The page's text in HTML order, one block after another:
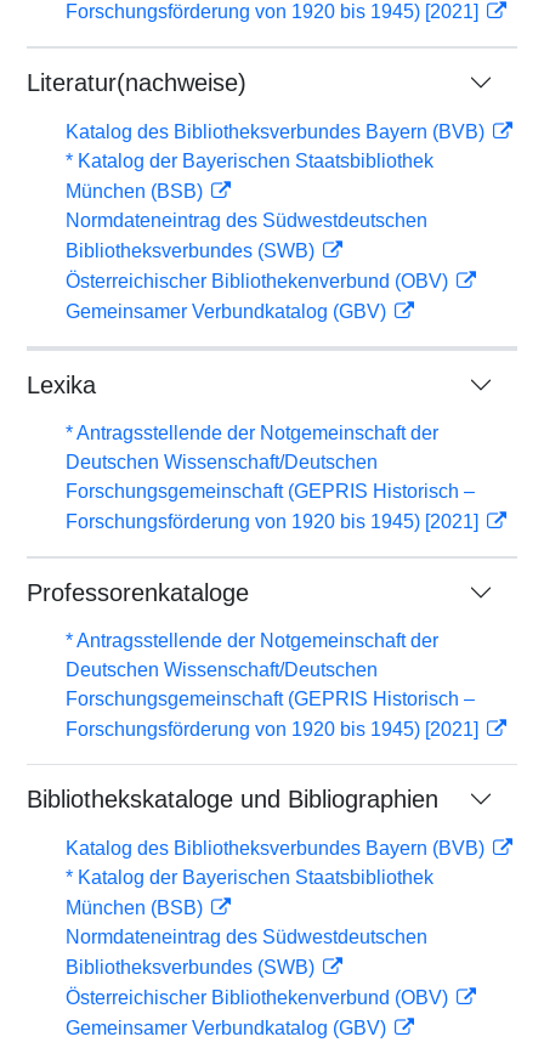
Forschungsförderung von 1920 bis 1945) [2021]
Literatur(nachweise)
Katalog des Bibliotheksverbundes Bayern (BVB)
* Katalog der Bayerischen Staatsbibliothek
München (BSB)
Normdateneintrag des Südwestdeutschen
Bibliotheksverbundes (SWB)
Österreichischer Bibliothekenverbund (OBV)
Gemeinsamer Verbundkatalog (GBV)
Lexika
* Antragsstellende der Notgemeinschaft der
Deutschen Wissenschaft/Deutschen
Forschungsgemeinschaft (GEPRIS Historisch –
Forschungsförderung von 1920 bis 1945) [2021]
Professorenkataloge
* Antragsstellende der Notgemeinschaft der
Deutschen Wissenschaft/Deutschen
Forschungsgemeinschaft (GEPRIS Historisch –
Forschungsförderung von 1920 bis 1945) [2021]
Bibliothekskataloge und Bibliographien
Katalog des Bibliotheksverbundes Bayern (BVB)
* Katalog der Bayerischen Staatsbibliothek
München (BSB)
Normdateneintrag des Südwestdeutschen
Bibliotheksverbundes (SWB)
Österreichischer Bibliothekenverbund (OBV)
Gemeinsamer Verbundkatalog (GBV)